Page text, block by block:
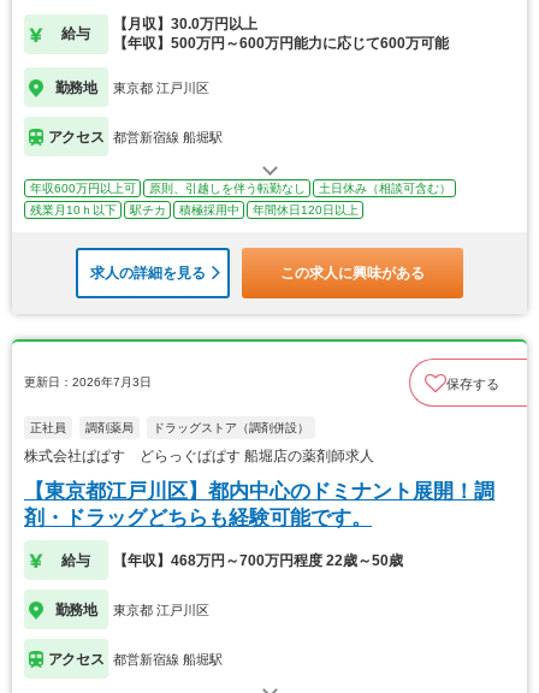
給与
【月収】30.0万円以上
【年収】500万円～600万円能力に応じて600万可能
勤務地 東京都 江戸川区
アクセス 都営新宿線 船堀駅
年収600万円以上可 原則、引越しを伴う転勤なし
土日休み（相談可含む）
残業月10ｈ以下
駅チカ 積極採用中 年間休日120日以上
求人の詳細を見る この求人に興味がある
更新日：2026年7月3日 保存する
正社員 調剤薬局 ドラッグストア（調剤併設）
株式会社ぱぱす どらっぐぱぱす 船堀店の薬剤師求人
【東京都江戸川区】都内中心のドミナント展開！調
剤・ドラッグどちらも経験可能です。
給与 【年収】468万円～700万円程度 22歳～50歳
勤務地 東京都 江戸川区
アクセス 都営新宿線 船堀駅